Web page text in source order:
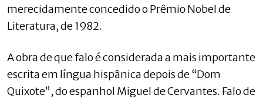
merecidamente concedido o Prêmio Nobel de
Literatura, de 1982.
A obra de que falo é considerada a mais importante
escrita em língua hispânica depois de “Dom
Quixote”, do espanhol Miguel de Cervantes. Falo de